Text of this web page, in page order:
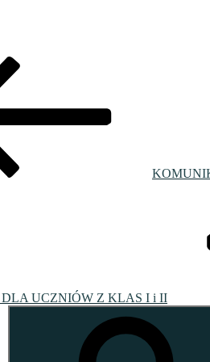
UCZNIÓW Z KLAS I i II